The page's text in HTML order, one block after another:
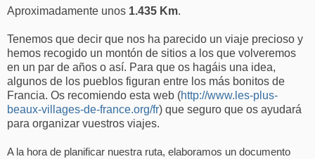
Aproximadamente unos 1.435 Km.
Tenemos que decir que nos ha parecido un viaje precioso y
hemos recogido un montón de sitios a los que volveremos
en un par de años o así. Para que os hagáis una idea,
algunos de los pueblos figuran entre los más bonitos de
Francia. Os recomiendo esta web (http://www.les-plus-
beaux-villages-de-france.org/fr) que seguro que os ayudará
para organizar vuestros viajes.
A la hora de planificar nuestra ruta, elaboramos un documento